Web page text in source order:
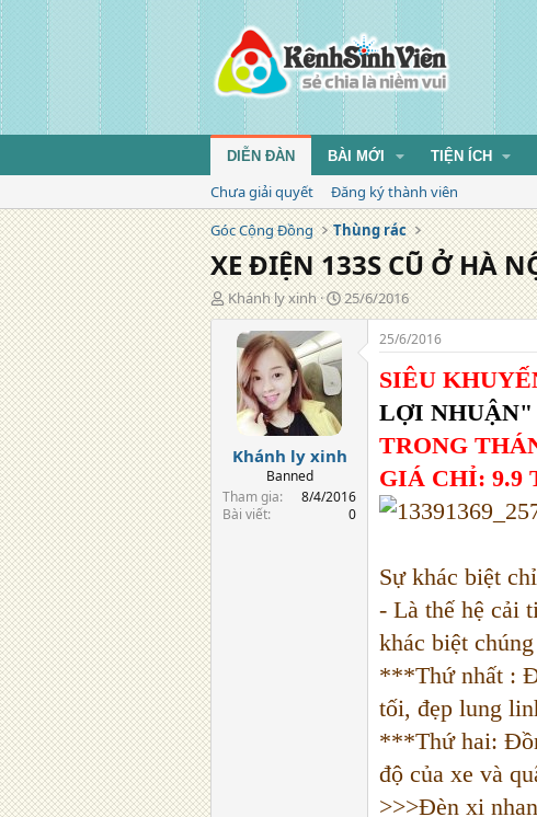
DIỄN ĐÀN BÀI MỚI TIỆN ÍCH
Chưa giải quyết
Đăng ký thành viên
Góc Cộng Đồng
Thùng rác
XE ĐIỆN 133S CŨ Ở HÀ
T
á
Khánh ly xinh
N
g
25/6/2016
Khánh ly xinh
Banned
Tham gia
8/4/2016
Bài viết
0
25/6/2016
SIÊU
LỢI NHUẬN"
TRONG
GIÁ CHỈ: 9.9
Sự khác biệt
- Là thế hệ cải
khác biệt
***Thứ nhất :
tối, đẹp lung
***Thứ hai:
độ của xe và
>>>Đèn xi